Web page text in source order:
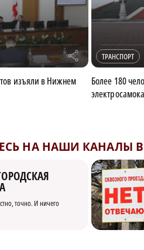
r
изъяли в Нижнем
ТРАНСПОРТ
Более 180
НА НАШИ КАНАЛЫ В
точно. И ничего